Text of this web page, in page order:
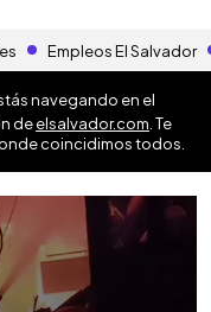
Empleos El Salvador
navegando en el
deelsalvador.com . Te
coincidimos todos.